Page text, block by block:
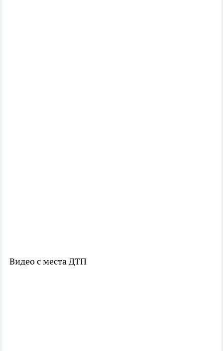
Видео с места ДТП